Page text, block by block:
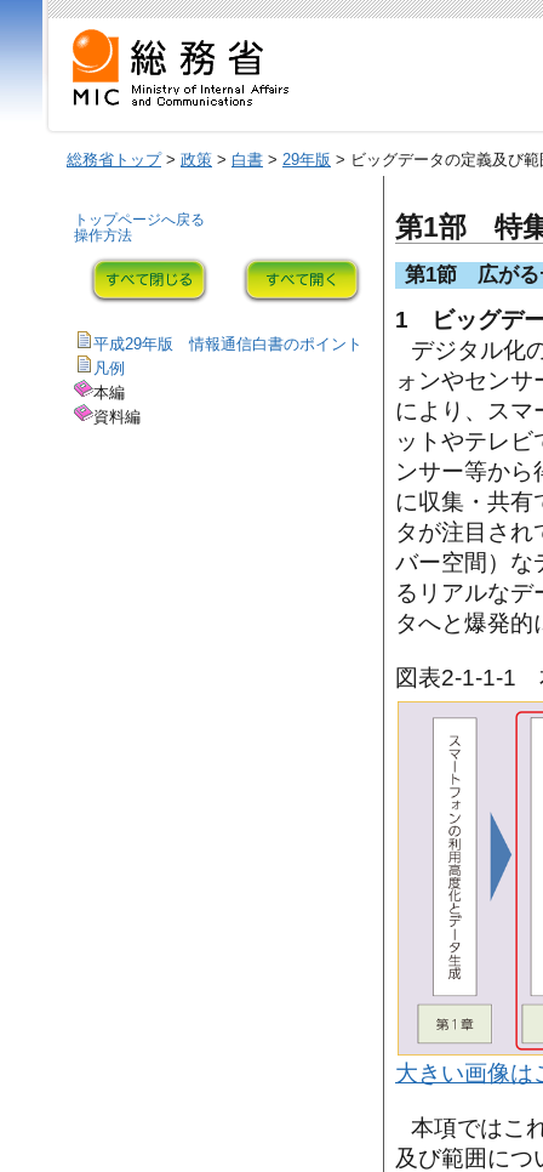
総務省トップ> 政策 > 白書 > 29年版 > ビッグデータの定義及び範
第1部 特
第1節 広がる
1 ビッグデ
デジタル化
ォンやセン
により、スマ
ットやテレ
ンサー等から
に収集・共有
タが注目され
バー空間）な
るリアルなデ
タへと爆発的
図表2-1-1-1
大きい画像は
本項ではこ
及び範囲につ
トップページへ戻る
操作方法
平成29年版 情報通信白書のポイント
凡例
本編
資料編